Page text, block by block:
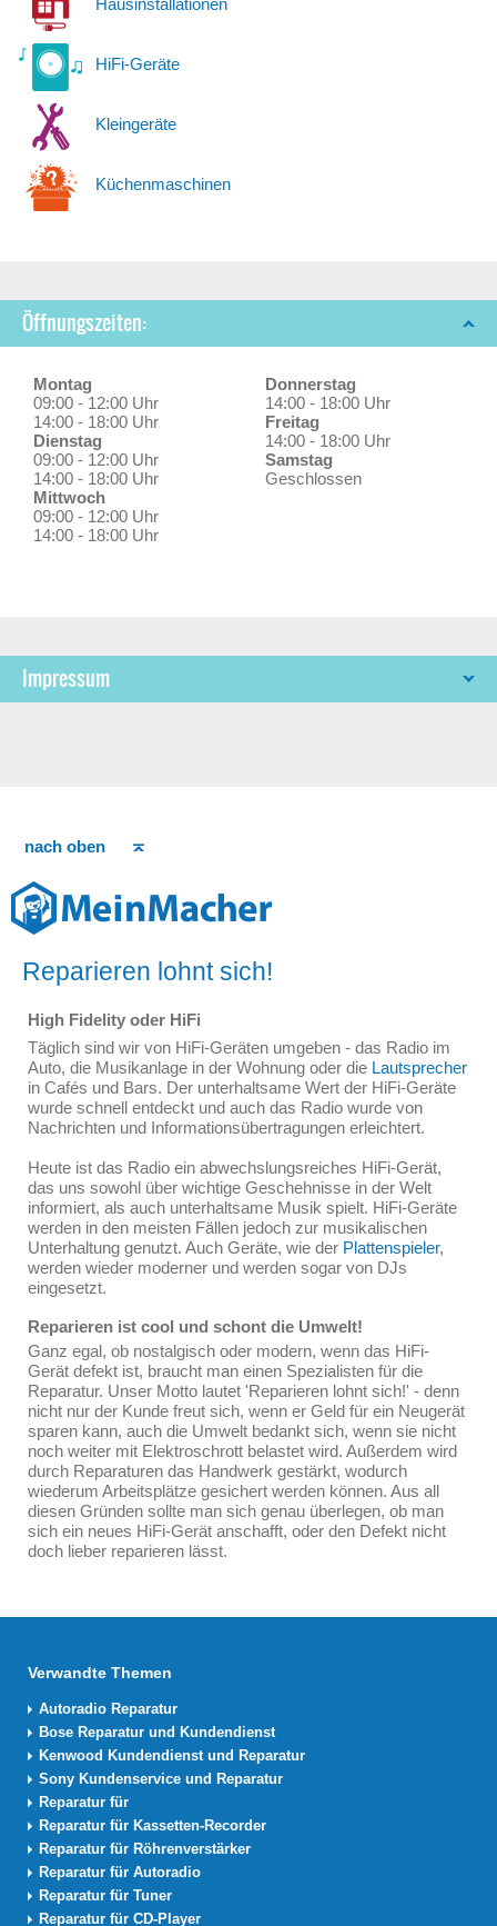
Hausinstallationen
HiFi-Geräte
Kleingeräte
Küchenmaschinen
Öffnungszeiten:
Montag
09:00 - 12:00 Uhr
14:00 - 18:00 Uhr
Dienstag
09:00 - 12:00 Uhr
14:00 - 18:00 Uhr
Mittwoch
09:00 - 12:00 Uhr
14:00 - 18:00 Uhr
Donnerstag
14:00 - 18:00 Uhr
Freitag
14:00 - 18:00 Uhr
Samstag
Geschlossen
Impressum
nach oben
Reparieren lohnt sich!
High Fidelity oder HiFi
Täglich sind wir von HiFi-Geräten umgeben - das Radio im
Auto, die Musikanlage in der Wohnung oder die Lautsprecher
in Cafés und Bars. Der unterhaltsame Wert der HiFi-Geräte
wurde schnell entdeckt und auch das Radio wurde von
Nachrichten und Informationsübertragungen erleichtert.
Heute ist das Radio ein abwechslungsreiches HiFi-Gerät,
das uns sowohl über wichtige Geschehnisse in der Welt
informiert, als auch unterhaltsame Musik spielt. HiFi-Geräte
werden in den meisten Fällen jedoch zur musikalischen
Unterhaltung genutzt. Auch Geräte, wie der Plattenspieler,
werden wieder moderner und werden sogar von DJs
eingesetzt.
Reparieren ist cool und schont die Umwelt!
Ganz egal, ob nostalgisch oder modern, wenn das HiFi-
Gerät defekt ist, braucht man einen Spezialisten für die
Reparatur. Unser Motto lautet 'Reparieren lohnt sich!' - denn
nicht nur der Kunde freut sich, wenn er Geld für ein Neugerät
sparen kann, auch die Umwelt bedankt sich, wenn sie nicht
noch weiter mit Elektroschrott belastet wird. Außerdem wird
durch Reparaturen das Handwerk gestärkt, wodurch
wiederum Arbeitsplätze gesichert werden können. Aus all
diesen Gründen sollte man sich genau überlegen, ob man
sich ein neues HiFi-Gerät anschafft, oder den Defekt nicht
doch lieber reparieren lässt.
Verwandte Themen
Autoradio Reparatur
Bose Reparatur und Kundendienst
Kenwood Kundendienst und Reparatur
Sony Kundenservice und Reparatur
Reparatur für
Reparatur für Kassetten-Recorder
Reparatur für Röhrenverstärker
Reparatur für Autoradio
Reparatur für Tuner
Reparatur für CD-Player